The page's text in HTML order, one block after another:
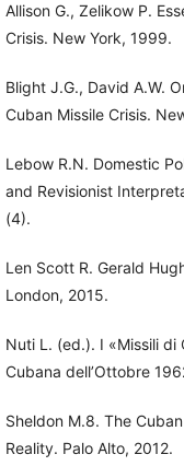
Allison G., Zelikow P.
Crisis. New York, 1999.
Blight J.G., David A.W.
Cuban Missile Crisis.
Lebow R.N. Domestic
and Revisionist
(4).
Len Scott R. Gerald
London, 2015.
Nuti L. (ed.). I «Missili di
Cubana dell’Ottobre
Sheldon М.8. The
Reality. Palo Alto, 2012.